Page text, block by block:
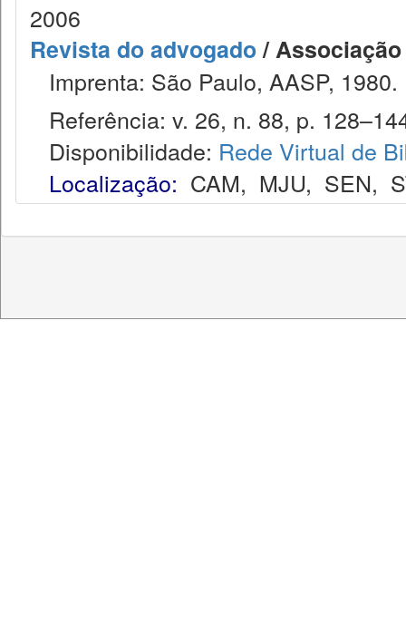
2006
Revista do advogado/
Imprenta: São Paulo, AASP, 1980.
Referência: v. 26, n. 88, p.
Disponibilidade: Rede Virtual de
Localização: CAM, MJU, SEN,